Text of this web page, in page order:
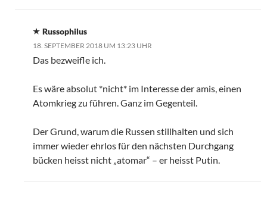
Russophilus
18. SEPTEMBER 2018 UM 13:23 UHR
Das bezweifle ich.
Es wäre absolut *nicht* im Interesse der amis, einen
Atomkrieg zu führen. Ganz im Gegenteil.
Der Grund, warum die Russen stillhalten und sich
immer wieder ehrlos für den nächsten Durchgang
bücken heisst nicht „atomar“ – er heisst Putin.